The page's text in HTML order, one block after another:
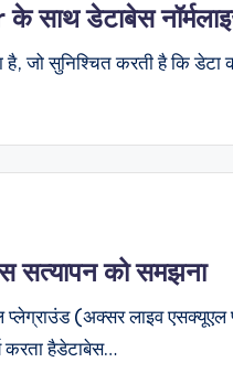
डेटाबेस
है, जो सुनिश्चित करती है कि
सत्यापन को समझना
प्लेग्राउंड (अक्सर लाइव
करता हैडेटाबेस…